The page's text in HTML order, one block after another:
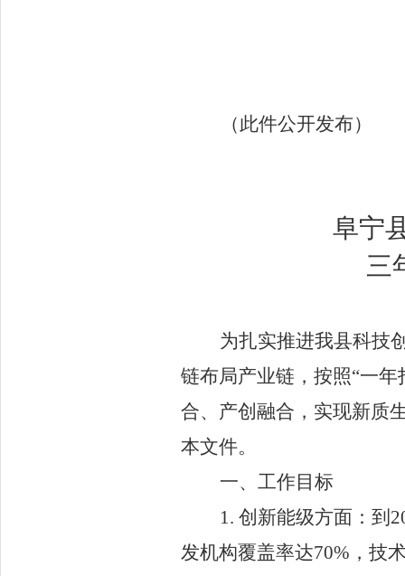
（此件公开发布）
阜宁
三
为扎实推进我县科技
链布局产业链，按照“一年
合、产创融合，实现新质
本文件。
一、工作目标
1. 创新能级方面： 到
发机构覆盖率达70% ，技